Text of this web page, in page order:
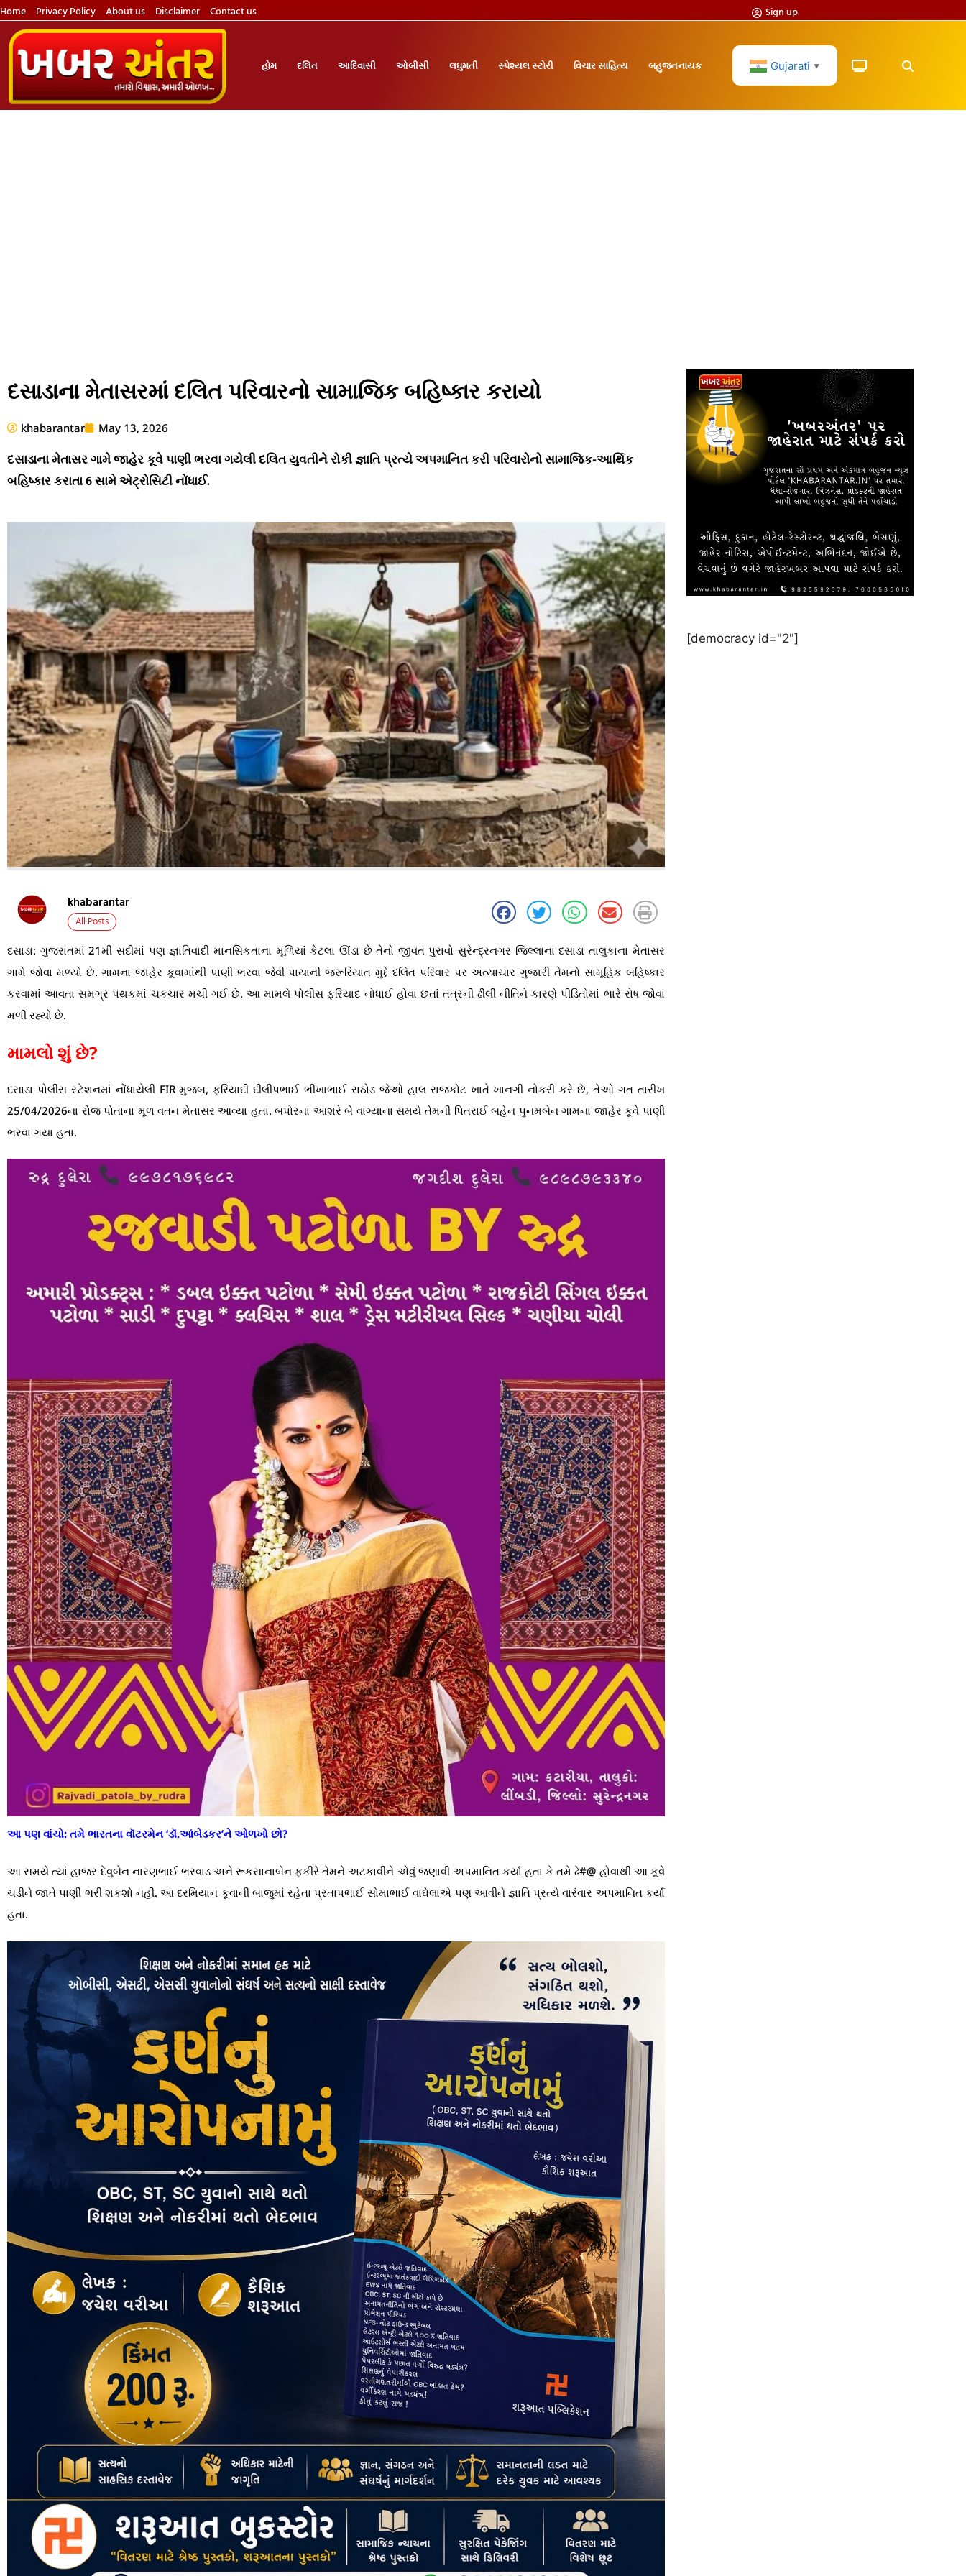
Home Privacy Policy About us Disclaimer Contact us Sign up
હોમ દલિત આદિવાસી ઓબીસી લઘુમતી સ્પેશ્યલ સ્ટોરી વિચાર સાહિત્ય બહુજનનાયક Gujarati ▼
દસાડાના મેતાસરમાં દલિત પરિવારનો સામાજિક બહિષ્કાર કરાયો
khabarantar May 13, 2026
દસાડાના મેતાસર ગામે જાહેર કૂવે પાણી ભરવા ગયેલી દલિત યુવતીને રોકી જ્ઞાતિ પ્રત્યે અપમાનિત કરી પરિવારોનો સામાજિક-આર્થિક
બહિષ્કાર કરાતા 6 સામે એટ્રોસિટી નોંધાઈ.
khabarantar
All Posts
દસાડા: ગુજરાતમાં 21મી સદીમાં પણ જ્ઞાતિવાદી માનસિકતાના મૂળિયાં કેટલા ઊંડા છે તેનો જીવંત પુરાવો સુરેન્દ્રનગર જિલ્લાના દસાડા તાલુકાના મેતાસર
ગામે જોવા મળ્યો છે. ગામના જાહેર કૂવામાંથી પાણી ભરવા જેવી પાયાની જરૂરિયાત મુદ્દે દલિત પરિવાર પર અત્યાચાર ગુજારી તેમનો સામૂહિક બહિષ્કાર
કરવામાં આવતા સમગ્ર પંથકમાં ચકચાર મચી ગઈ છે. આ મામલે પોલીસ ફરિયાદ નોંધાઈ હોવા છતાં તંત્રની ઢીલી નીતિને કારણે પીડિતોમાં ભારે રોષ જોવા
મળી રહ્યો છે.
મામલો શું છે?
દસાડા પોલીસ સ્ટેશનમાં નોંધાયેલી FIR મુજબ, ફરિયાદી દીલીપભાઈ ભીખાભાઈ રાઠોડ જેઓ હાલ રાજકોટ ખાતે ખાનગી નોકરી કરે છે, તેઓ ગત તારીખ
25/04/2026ના રોજ પોતાના મૂળ વતન મેતાસર આવ્યા હતા. બપોરના આશરે બે વાગ્યાના સમયે તેમની પિતરાઈ બહેન પુનમબેન ગામના જાહેર કૂવે પાણી
ભરવા ગયા હતા.
આ પણ વાંચો: તમે ભારતના વૉટરમેન ‘ડૉ.આંબેડકર’ને ઓળખો છો?
આ સમયે ત્યાં હાજર દેવુબેન નારણભાઈ ભરવાડ અને રૂકસાનાબેન ફકીરે તેમને અટકાવીને એવું જણાવી અપમાનિત કર્યા હતા કે તમે ઢે#@ હોવાથી આ કૂવે
ચડીને જાતે પાણી ભરી શકશો નહીં. આ દરમિયાન કૂવાની બાજુમાં રહેતા પ્રતાપભાઈ સોમાભાઈ વાઘેલાએ પણ આવીને જ્ઞાતિ પ્રત્યે વારંવાર અપમાનિત કર્યા
હતા.
[democracy id="2"]